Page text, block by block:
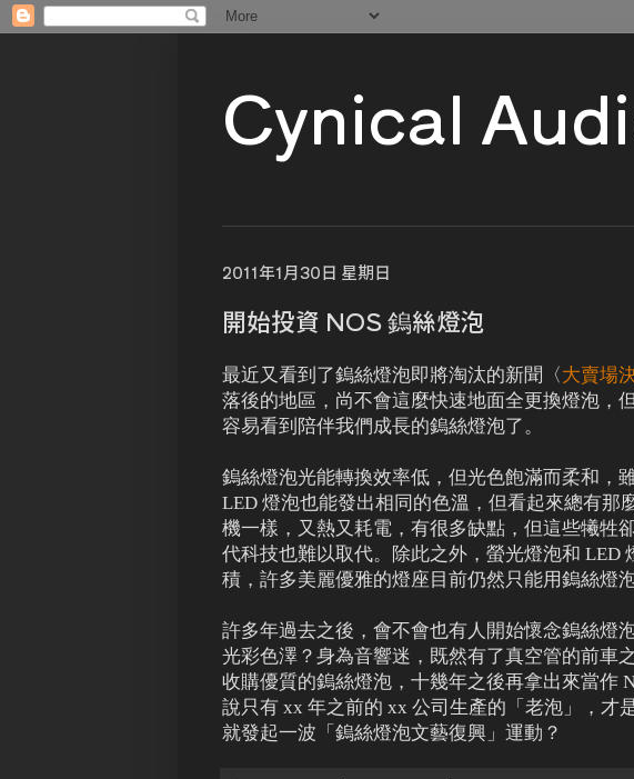
Cynical
2011年1月30日 星期日
開始投資 NOS 鎢絲燈泡
最近又看到了鎢絲燈泡即將淘汰的新聞〈大賣場
落後的地區，尚不會這麼快速地面全更換燈泡，
容易看到陪伴我們成長的鎢絲燈泡了。
鎢絲燈泡光能轉換效率低，但光色飽滿而柔和，
LED 燈泡也能發出相同的色溫，但看起來總有那
機一樣，又熱又耗電，有很多缺點，但這些犧牲
代科技也難以取代。除此之外，螢光燈泡和 LED
積，許多美麗優雅的燈座目前仍然只能用鎢絲燈泡
許多年過去之後，會不會也有人開始懷念鎢絲燈
光彩色澤？身為音響迷，既然有了真空管的前車
收購優質的鎢絲燈泡，十幾年之後再拿出來當作
說只有 xx 年之前的 xx 公司生產的「老泡」，才
就發起一波「鎢絲燈泡文藝復興」運動？